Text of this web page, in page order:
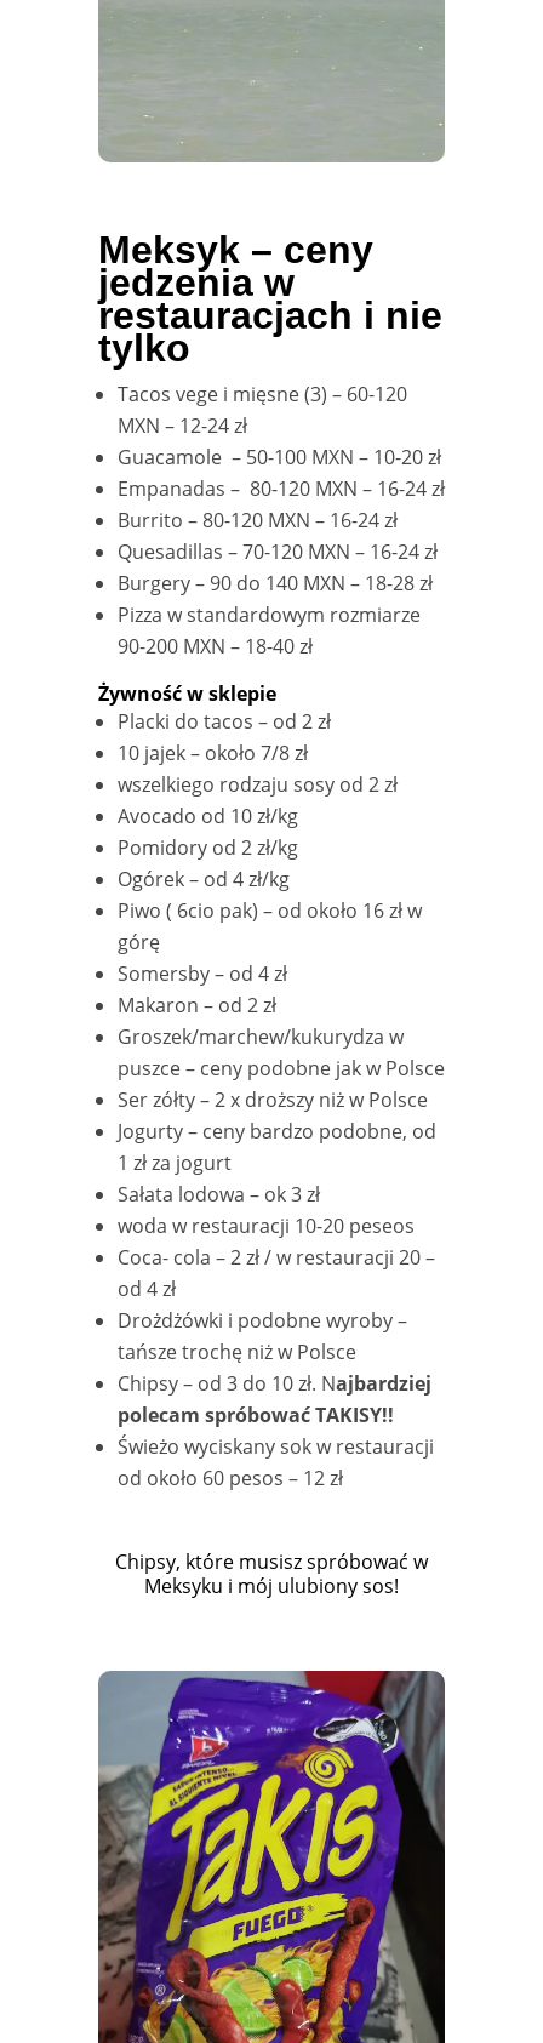
Meksyk – ceny
jedzenia w
restauracjach i nie
tylko
Tacos vege i mięsne (3) – 60-120
MXN – 12-24 zł
Guacamole – 50-100 MXN – 10-20 zł
Empanadas – 80-120 MXN – 16-24 zł
Burrito – 80-120 MXN – 16-24 zł
Quesadillas – 70-120 MXN – 16-24 zł
Burgery – 90 do 140 MXN – 18-28 zł
Pizza w standardowym rozmiarze
90-200 MXN – 18-40 zł
Żywność w sklepie
Placki do tacos – od 2 zł
10 jajek – około 7/8 zł
wszelkiego rodzaju sosy od 2 zł
Avocado od 10 zł/kg
Pomidory od 2 zł/kg
Ogórek – od 4 zł/kg
Piwo ( 6cio pak) – od około 16 zł w
górę
Somersby – od 4 zł
Makaron – od 2 zł
Groszek/marchew/kukurydza w
puszce – ceny podobne jak w Polsce
Ser zółty – 2 x droższy niż w Polsce
Jogurty – ceny bardzo podobne, od
1 zł za jogurt
Sałata lodowa – ok 3 zł
woda w restauracji 10-20 peseos
Coca- cola – 2 zł / w restauracji 20 –
od 4 zł
Drożdżówki i podobne wyroby –
tańsze trochę niż w Polsce
Chipsy – od 3 do 10 zł. Najbardziej
polecam spróbować TAKISY!!
Świeżo wyciskany sok w restauracji
od około 60 pesos – 12 zł
Chipsy, które musisz spróbować w
Meksyku i mój ulubiony sos!